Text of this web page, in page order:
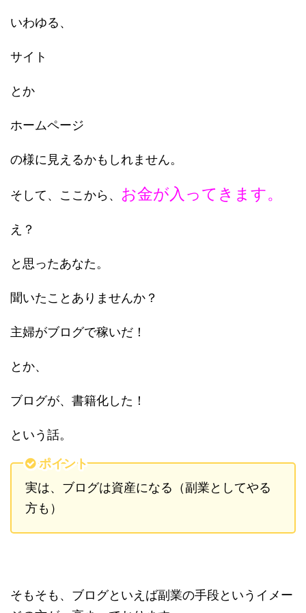
いわゆる、
サイト
とか
ホームページ
の様に見えるかもしれません。
そして、ここから、 お金が入ってきます。
え？
と思ったあなた。
聞いたことありませんか？
主婦がブログで稼いだ！
とか、
ブログが、書籍化した！
という話。
ポイント
実は、ブログは資産になる（副業としてやる
方も）
そもそも、ブログといえば副業の手段というイメー